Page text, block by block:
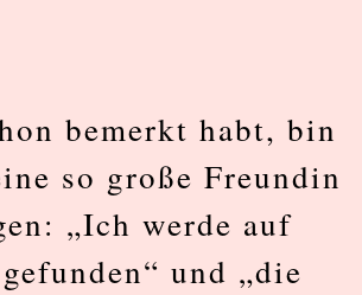
bemerkt habt, bin
so große Freundin
„Ich werde auf
und „die